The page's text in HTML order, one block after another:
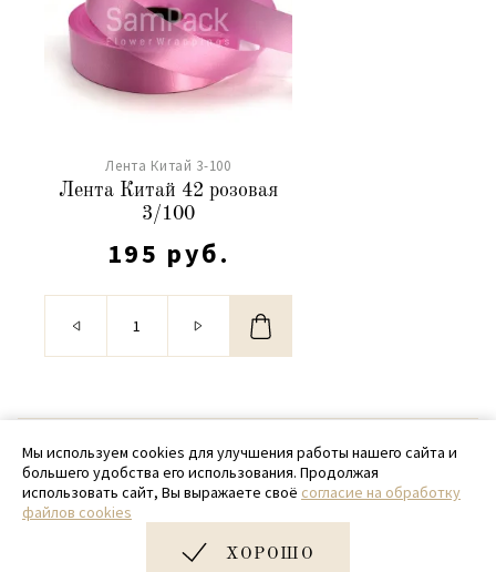
Лента Китай 3-100
Лента Китай 42 розовая
3/100
195 руб.
© 2020 - 2026 SamPack
+ 7 (918) 699-97-87
zakaz@sampack.store
Дизайн и разработка сайта
Мы используем cookies для улучшения работы нашего сайта и
большего удобства его использования. Продолжая
использовать сайт, Вы выражаете своё согласие на обработку
файлов cookies
ХОРОШО